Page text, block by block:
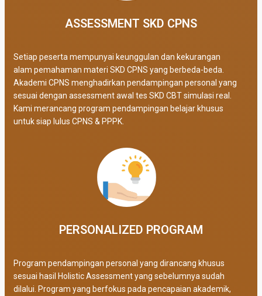
ASSESSMENT SKD CPNS
Setiap peserta mempunyai keunggulan dan kekurangan
alam pemahaman materi SKD CPNS yang berbeda-beda.
Akademi CPNS menghadirkan pendampingan personal yang
sesuai dengan assessment awal tes SKD CBT simulasi real.
Kami merancang program pendampingan belajar khusus
untuk siap lulus CPNS & PPPK.
PERSONALIZED PROGRAM​
Program pendampingan personal yang dirancang khusus
sesuai hasil Holistic Assessment yang sebelumnya sudah
dilalui. Program yang berfokus pada pencapaian akademik,